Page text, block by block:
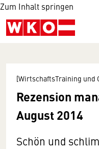
Zum Inhalt springen
[WirtschaftsTraining und
Rezension
August 2014
Schön und